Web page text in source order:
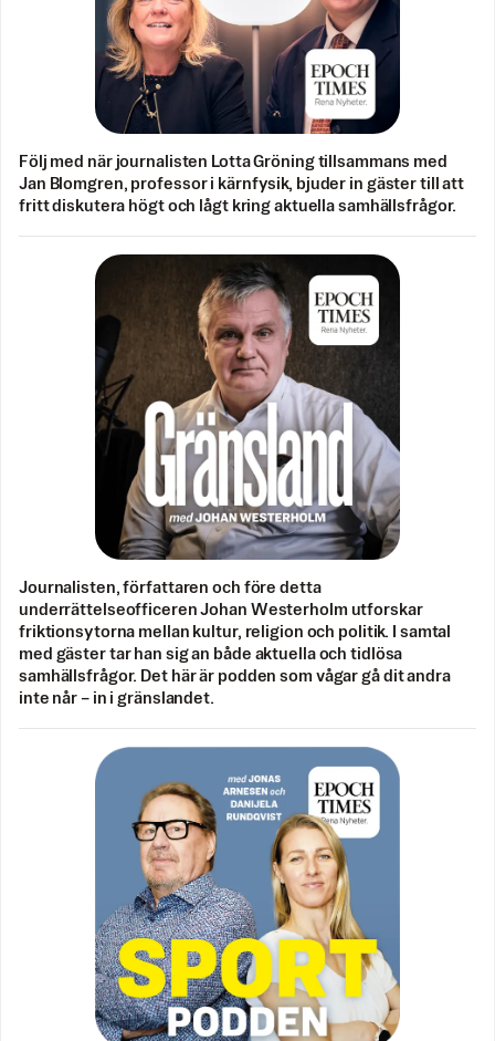
Följ med när journalisten Lotta Gröning tillsammans med
Jan Blomgren, professor i kärnfysik, bjuder in gäster till att
fritt diskutera högt och lågt kring aktuella samhällsfrågor.
Journalisten, författaren och före detta
underrättelseofficeren Johan Westerholm utforskar
friktionsytorna mellan kultur, religion och politik. I samtal
med gäster tar han sig an både aktuella och tidlösa
samhällsfrågor. Det här är podden som vågar gå dit andra
inte når – in i gränslandet.